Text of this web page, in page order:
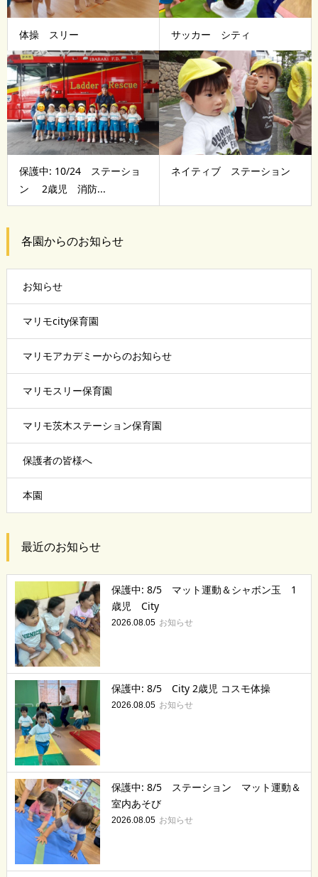
体操 スリー サッカー シティ
保護中: 10/24 ステーショ
ン 2歳児 消防...
ネイティブ ステーション
各園からのお知らせ
お知らせ
マリモcity保育園
マリモアカデミーからのお知らせ
マリモスリー保育園
マリモ茨木ステーション保育園
保護者の皆様へ
本園
最近のお知らせ
保護中: 8/5 マット運動＆シャボン玉 1
歳児 City
2026.08.05 お知らせ
保護中: 8/5 City 2歳児 コスモ体操
2026.08.05 お知らせ
保護中: 8/5 ステーション マット運動＆
室内あそび
2026.08.05 お知らせ